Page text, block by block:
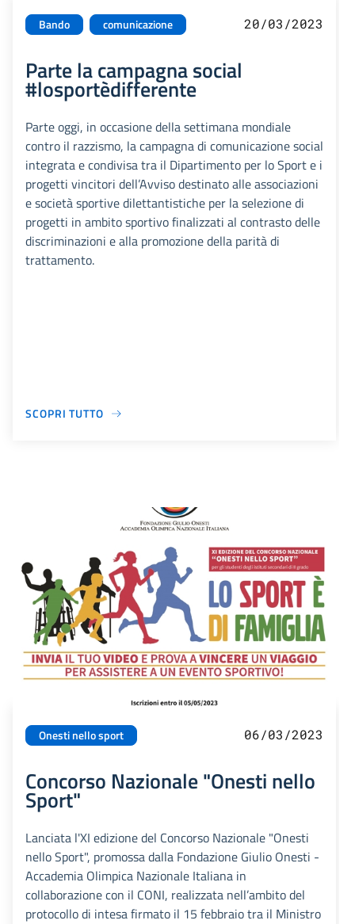
Bando comunicazione 20/03/2023
Parte la campagna social
#losportèdifferente
Parte oggi, in occasione della settimana mondiale
contro il razzismo, la campagna di comunicazione social
integrata e condivisa tra il Dipartimento per lo Sport e i
progetti vincitori dell’Avviso destinato alle associazioni
e società sportive dilettantistiche per la selezione di
progetti in ambito sportivo finalizzati al contrasto delle
discriminazioni e alla promozione della parità di
trattamento.
SCOPRI TUTTO
Onesti nello sport 06/03/2023
Concorso Nazionale "Onesti nello
Sport"
Lanciata l'XI edizione del Concorso Nazionale "Onesti
nello Sport", promossa dalla Fondazione Giulio Onesti -
Accademia Olimpica Nazionale Italiana in
collaborazione con il CONI, realizzata nell’ambito del
protocollo di intesa firmato il 15 febbraio tra il Ministro